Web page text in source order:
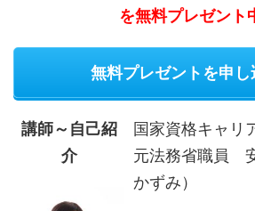
を無料プレゼント
無料プレゼントを申し
講師～自己紹
介
国家資格キャリ
元法務省職員
かずみ）